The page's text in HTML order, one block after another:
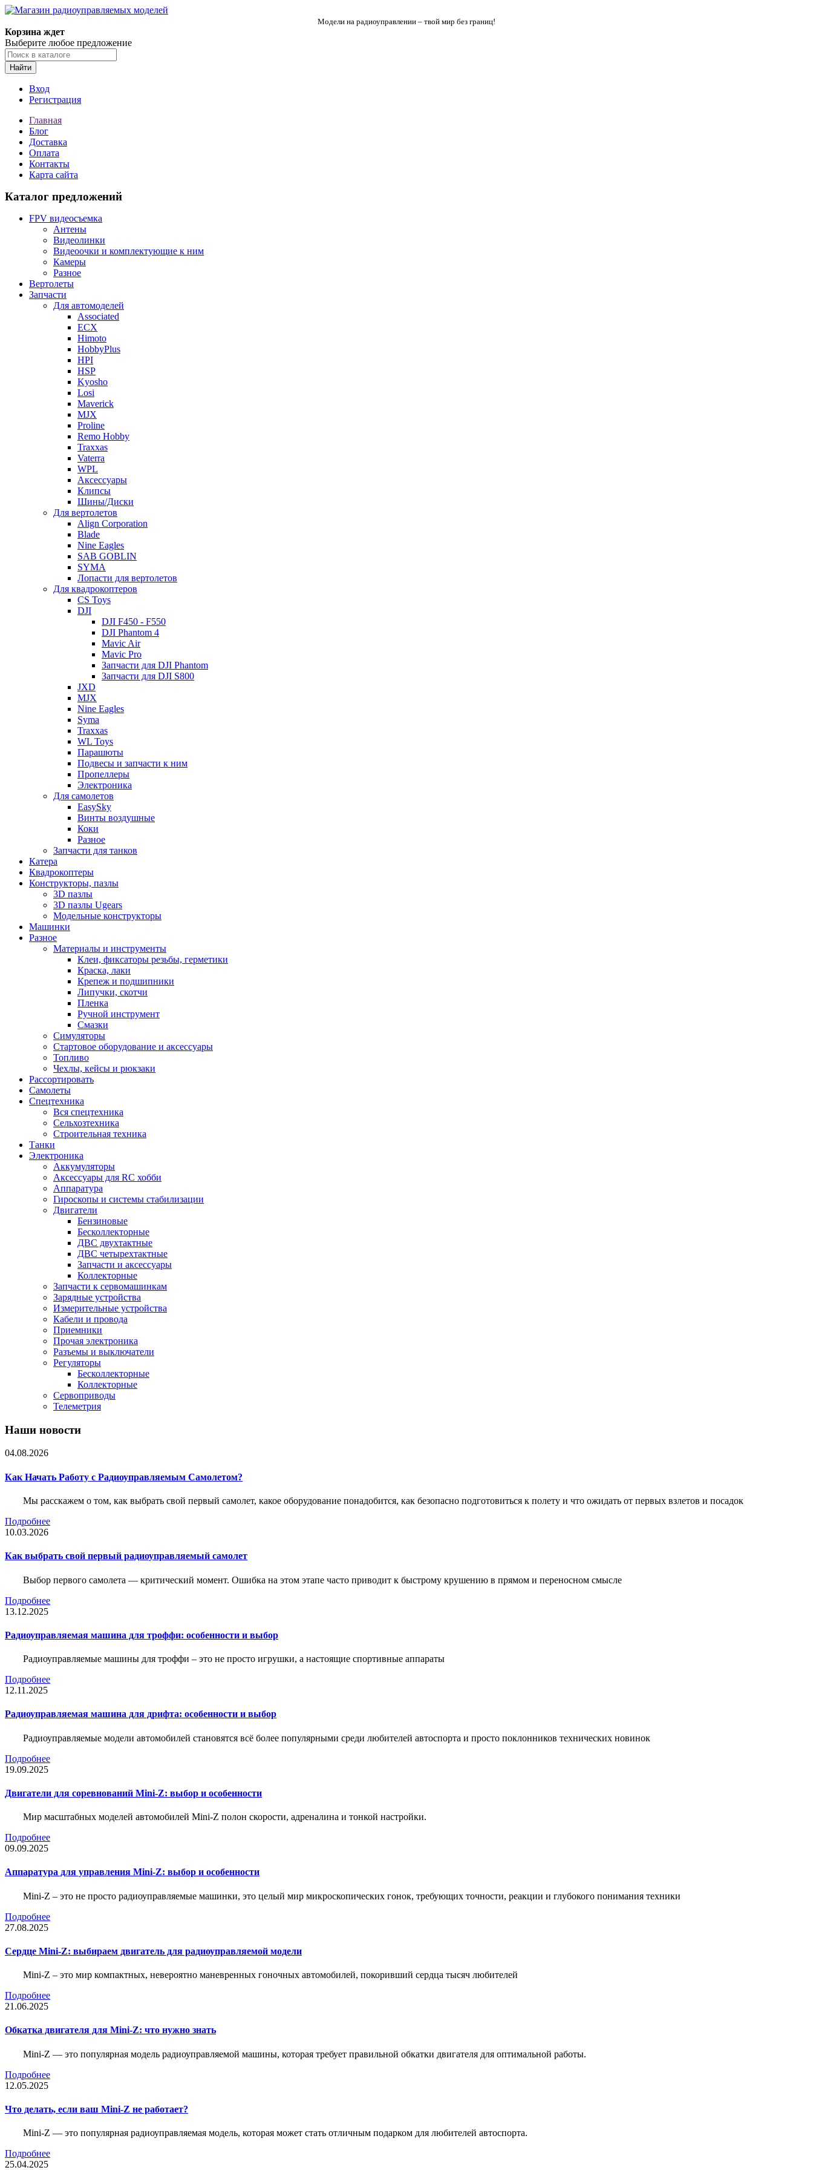
Модели на радиоуправлении – твой мир без границ!
Корзина ждет
Выберите любое предложение
Найти
Вход
Регистрация
Главная
Блог
Доставка
Оплата
Контакты
Карта сайта
Каталог предложений
FPV видеосъемка
Антены
Видеолинки
Видеоочки и комплектующие к ним
Камеры
Разное
Вертолеты
Запчасти
Для автомоделей
Associated
ECX
Himoto
HobbyPlus
HPI
HSP
Kyosho
Losi
Maverick
MJX
Proline
Remo Hobby
Traxxas
Vaterra
WPL
Аксессуары
Клипсы
Шины/Диски
Для вертолетов
Align Corporation
Blade
Nine Eagles
SAB GOBLIN
SYMA
Лопасти для вертолетов
Для квадрокоптеров
CS Toys
DJI
DJI F450 - F550
DJI Phantom 4
Mavic Air
Mavic Pro
Запчасти для DJI Phantom
Запчасти для DJI S800
JXD
MJX
Nine Eagles
Syma
Traxxas
WL Toys
Парашюты
Подвесы и запчасти к ним
Пропеллеры
Электроника
Для самолетов
EasySky
Винты воздушные
Коки
Разное
Запчасти для танков
Катера
Квадрокоптеры
Конструкторы, пазлы
3D пазлы
3D пазлы Ugears
Модельные конструкторы
Машинки
Разное
Материалы и инструменты
Клеи, фиксаторы резьбы, герметики
Краска, лаки
Крепеж и подшипники
Липучки, скотчи
Пленка
Ручной инструмент
Смазки
Симуляторы
Стартовое оборудование и аксессуары
Топливо
Чехлы, кейсы и рюкзаки
Рассортировать
Самолеты
Спецтехника
Вся спецтехника
Сельхозтехника
Строительная техника
Танки
Электроника
Аккумуляторы
Аксессуары для RC хобби
Аппаратура
Гироскопы и системы стабилизации
Двигатели
Бензиновые
Бесколлекторные
ДВС двухтактные
ДВС четырехтактные
Запчасти и аксессуары
Коллекторные
Запчасти к сервомашинкам
Зарядные устройства
Измерительные устройства
Кабели и провода
Приемники
Прочая электроника
Разъемы и выключатели
Регуляторы
Бесколлекторные
Коллекторные
Сервоприводы
Телеметрия
Наши новости
04.08.2026
Как Начать Работу с Радиоуправляемым Самолетом?
Мы расскажем о том, как выбрать свой первый самолет, какое оборудование понадобится, как безопасно подготовиться к полету и что ожидать от первых взлетов и посадок
Подробнее
10.03.2026
Как выбрать свой первый радиоуправляемый самолет
Выбор первого самолета — критический момент. Ошибка на этом этапе часто приводит к быстрому крушению в прямом и переносном смысле
Подробнее
13.12.2025
Радиоуправляемая машина для троффи: особенности и выбор
Радиоуправляемые машины для троффи – это не просто игрушки, а настоящие спортивные аппараты
Подробнее
12.11.2025
Радиоуправляемая машина для дрифта: особенности и выбор
Радиоуправляемые модели автомобилей становятся всё более популярными среди любителей автоспорта и просто поклонников технических новинок
Подробнее
19.09.2025
Двигатели для соревнований Mini-Z: выбор и особенности
Мир масштабных моделей автомобилей Mini-Z полон скорости, адреналина и тонкой настройки.
Подробнее
09.09.2025
Аппаратура для управления Mini-Z: выбор и особенности
Mini-Z – это не просто радиоуправляемые машинки, это целый мир микроскопических гонок, требующих точности, реакции и глубокого понимания техники
Подробнее
27.08.2025
Сердце Mini-Z: выбираем двигатель для радиоуправляемой модели
Mini-Z – это мир компактных, невероятно маневренных гоночных автомобилей, покоривший сердца тысяч любителей
Подробнее
21.06.2025
Обкатка двигателя для Mini-Z: что нужно знать
Mini-Z — это популярная модель радиоуправляемой машины, которая требует правильной обкатки двигателя для оптимальной работы.
Подробнее
12.05.2025
Что делать, если ваш Mini-Z не работает?
Mini-Z — это популярная радиоуправляемая модель, которая может стать отличным подарком для любителей автоспорта.
Подробнее
25.04.2025